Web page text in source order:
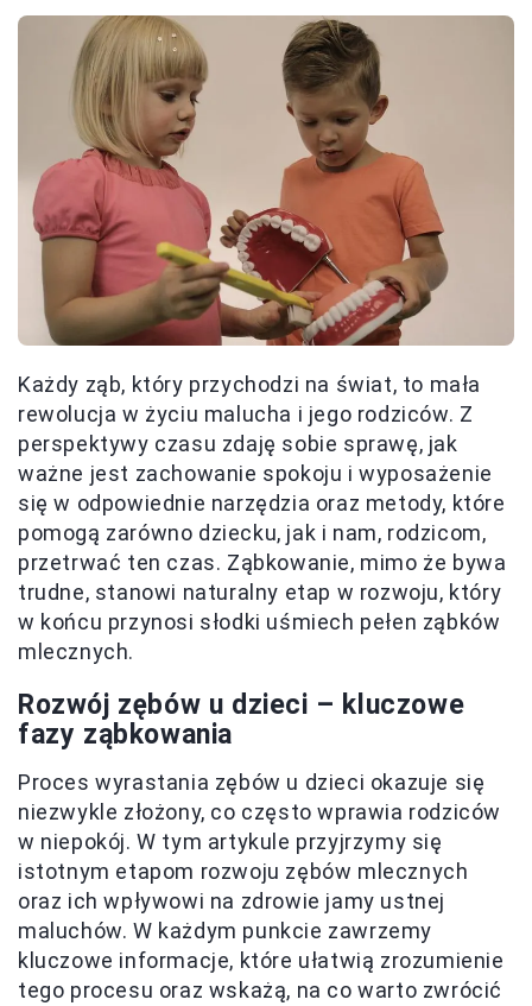
Każdy ząb, który przychodzi na świat, to mała
rewolucja w życiu malucha i jego rodziców. Z
perspektywy czasu zdaję sobie sprawę, jak
ważne jest zachowanie spokoju i wyposażenie
się w odpowiednie narzędzia oraz metody, które
pomogą zarówno dziecku, jak i nam, rodzicom,
przetrwać ten czas. Ząbkowanie, mimo że bywa
trudne, stanowi naturalny etap w rozwoju, który
w końcu przynosi słodki uśmiech pełen ząbków
mlecznych.
Rozwój zębów u dzieci – kluczowe
fazy ząbkowania
Proces wyrastania zębów u dzieci okazuje się
niezwykle złożony, co często wprawia rodziców
w niepokój. W tym artykule przyjrzymy się
istotnym etapom rozwoju zębów mlecznych
oraz ich wpływowi na zdrowie jamy ustnej
maluchów. W każdym punkcie zawrzemy
kluczowe informacje, które ułatwią zrozumienie
tego procesu oraz wskażą, na co warto zwrócić